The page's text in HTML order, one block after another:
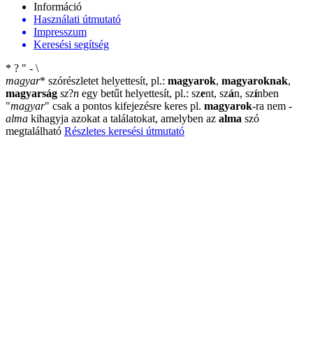
Információ
Használati útmutató
Impresszum
Keresési segítség
* ? " - \
magyar* szórészletet helyettesít, pl.: magyarok, magyaroknak,
magyarság sz?n egy betűt helyettesít, pl.: szent, szán, színben
"magyar" csak a pontos kifejezésre keres pl. magyarok-ra nem -
alma kihagyja azokat a találatokat, amelyben az alma szó
megtalálható Részletes keresési útmutató